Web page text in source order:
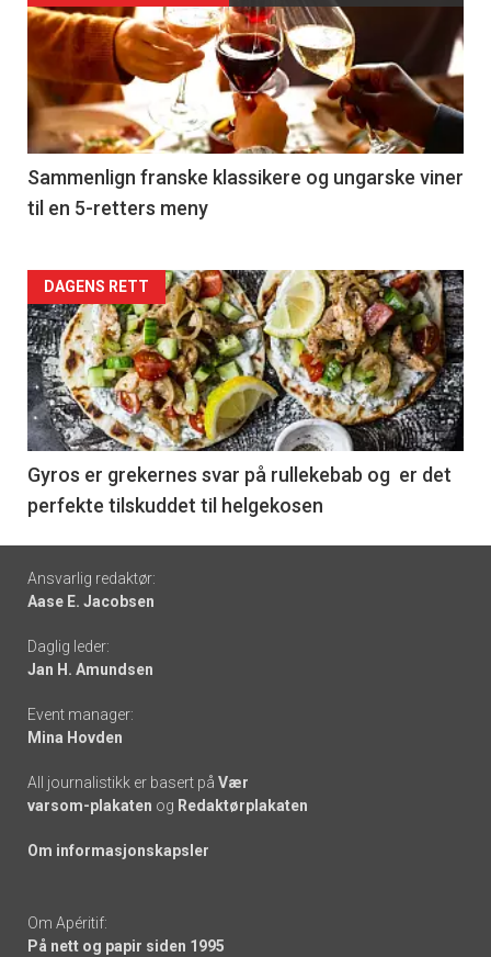
akkurat
nå
-
5
Sammenlign franske klassikere og ungarske viner
til en 5-retters meny
Forsiden
akkurat
nå
-
6
DAGENS RETT
Gyros er grekernes svar på rullekebab og er det
perfekte tilskuddet til helgekosen
Footer
-
links
Ansvarlig redaktør:
Aase E. Jacobsen
Daglig leder:
Jan H. Amundsen
Event manager:
Mina Hovden
All journalistikk er basert på Vær
varsom-plakaten og Redaktørplakaten
Om informasjonskapsler
Om Apéritif:
På nett og papir siden 1995